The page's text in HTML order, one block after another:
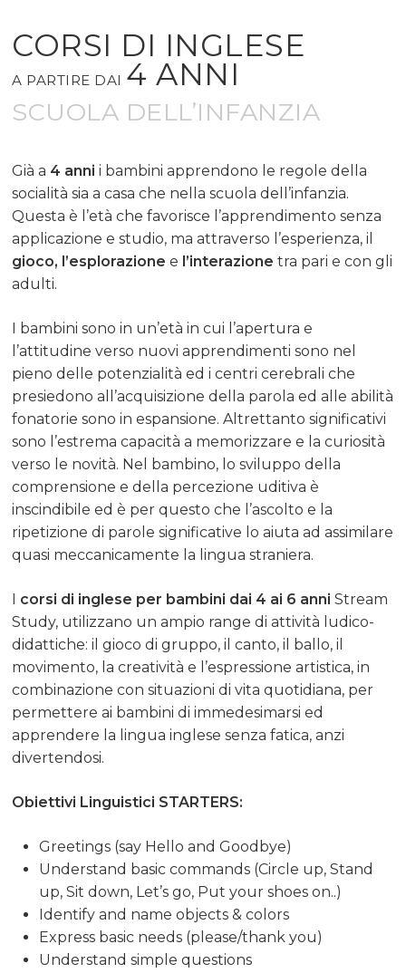
CORSI DI INGLESE
A PARTIRE DAI 4 ANNI
SCUOLA DELL’INFANZIA
Già a 4 anni i bambini apprendono le regole della
socialità sia a casa che nella scuola dell’infanzia.
Questa è l’età che favorisce l’apprendimento senza
applicazione e studio, ma attraverso l’esperienza, il
gioco, l’esplorazione e l’interazione tra pari e con gli
adulti.
I bambini sono in un’età in cui l’apertura e
l’attitudine verso nuovi apprendimenti sono nel
pieno delle potenzialità ed i centri cerebrali che
presiedono all’acquisizione della parola ed alle abilità
fonatorie sono in espansione. Altrettanto significativi
sono l’estrema capacità a memorizzare e la curiosità
verso le novità. Nel bambino, lo sviluppo della
comprensione e della percezione uditiva è
inscindibile ed è per questo che l’ascolto e la
ripetizione di parole significative lo aiuta ad assimilare
quasi meccanicamente la lingua straniera.
corsi di inglese per bambini dai 4 ai 6 anni Stream
Study, utilizzano un ampio range di attività ludico-
didattiche: il gioco di gruppo, il canto, il ballo, il
movimento, la creatività e l’espressione artistica, in
combinazione con situazioni di vita quotidiana, per
permettere ai bambini di immedesimarsi ed
apprendere la lingua inglese senza fatica, anzi
divertendosi.
Obiettivi Linguistici STARTERS:
Greetings (say Hello and Goodbye)
Understand basic commands (Circle up, Stand
up, Sit down, Let’s go, Put your shoes on..)
Identify and name objects & colors
Express basic needs (please/thank you)
Understand simple questions
CORSI INGLESE
AZIENDE
SCUOLE
CORSI INGLESE PER
PRIVATI
CORSI INGLESE PER
CORSI INGLESE PER
BAMBINI
CORSI INGLESE
ENGLISH SUMMER
LINGUE
TEDESCO
SPAGNOLO
PORTOGHESE
GIAPPONESE
CERTIFICAZIONI
OXFORD TEST OF
TUTTE LE
LIVELLI DI
TRADUZIONI
RISORSE GRATUITE
ESERCIZI ONLINE
TEST INGLESE
LA SCUOLA
CONTATTI
LAVORA CON NOI